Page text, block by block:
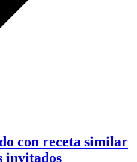
con receta similar
invitados